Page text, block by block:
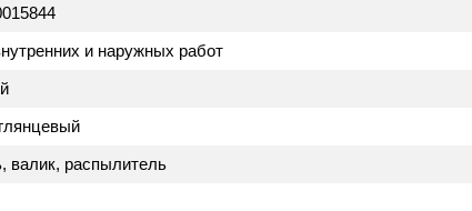
и наружных работ
валик, распылитель